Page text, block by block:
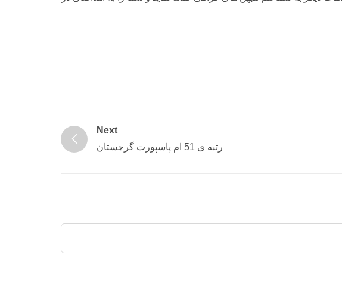
Next
رتبه ی 51 ام پاسپورت گرجستان